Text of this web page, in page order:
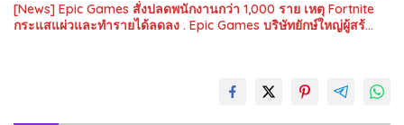
[News] Epic Games สั่งปลดพนักงานกว่า 1,000 ราย เหตุ Fortnite
กระแสแผ่วและทำรายได้ลดลง . Epic Games บริษัทยักษ์ใหญ่ผู้สร้…